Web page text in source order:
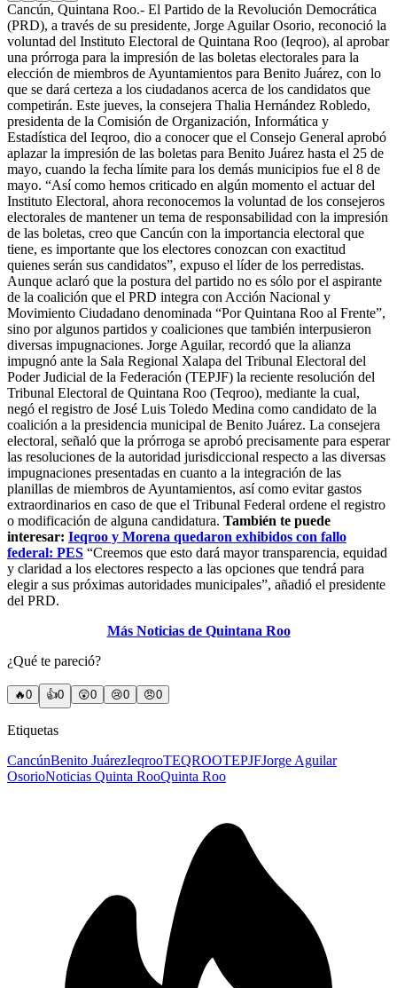
Cancún, Quintana Roo.- El Partido de la Revolución Democrática
(PRD), a través de su presidente, Jorge Aguilar Osorio, reconoció la
voluntad del Instituto Electoral de Quintana Roo (Ieqroo), al aprobar
una prórroga para la impresión de las boletas electorales para la
elección de miembros de Ayuntamientos para Benito Juárez, con lo
que se dará certeza a los ciudadanos acerca de los candidatos que
competirán. Este jueves, la consejera Thalia Hernández Robledo,
presidenta de la Comisión de Organización, Informática y
Estadística del Ieqroo, dio a conocer que el Consejo General aprobó
aplazar la impresión de las boletas para Benito Juárez hasta el 25 de
mayo, cuando la fecha límite para los demás municipios fue el 8 de
mayo. “Así como hemos criticado en algún momento el actuar del
Instituto Electoral, ahora reconocemos la voluntad de los consejeros
electorales de mantener un tema de responsabilidad con la impresión
de las boletas, creo que Cancún con la importancia electoral que
tiene, es importante que los electores conozcan con exactitud
quienes serán sus candidatos”, expuso el líder de los perredistas.
Aunque aclaró que la postura del partido no es sólo por el aspirante
de la coalición que el PRD integra con Acción Nacional y
Movimiento Ciudadano denominada “Por Quintana Roo al Frente”,
sino por algunos partidos y coaliciones que también interpusieron
diversas impugnaciones. Jorge Aguilar, recordó que la alianza
impugnó ante la Sala Regional Xalapa del Tribunal Electoral del
Poder Judicial de la Federación (TEPJF) la reciente resolución del
Tribunal Electoral de Quintana Roo (Teqroo), mediante la cual,
negó el registro de José Luis Toledo Medina como candidato de la
coalición a la presidencia municipal de Benito Juárez. La consejera
electoral, señaló que la prórroga se aprobó precisamente para esperar
las resoluciones de la autoridad jurisdiccional respecto a las diversas
impugnaciones presentadas en cuanto a la integración de las
planillas de miembros de Ayuntamientos, así como evitar gastos
extraordinarios en caso de que el Tribunal Federal ordene el registro
o modificación de alguna candidatura. También te puede
interesar: Ieqroo y Morena quedaron exhibidos con fallo
federal: PES “Creemos que esto dará mayor transparencia, equidad
y claridad a los electores respecto a las opciones que tendrá para
elegir a sus próximas autoridades municipales”, añadió el presidente
del PRD.
Más Noticias de Quintana Roo
¿Qué te pareció?
🔥0 👍0 😲0 😢0 😠0
Etiquetas
CancúnBenito JuárezIeqrooTEQROOTEPJFJorge Aguilar
OsorioNoticias Quinta RooQuinta Roo